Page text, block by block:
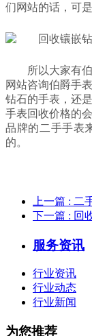
们网站的话，可
所以大家有
网站咨询伯爵手
钻石的手表，还
手表回收价格的
品牌的二手手表
的。
上一篇 : 二
下一篇 : 回
服务资讯
行业资讯
行业动态
行业新闻
为您推荐